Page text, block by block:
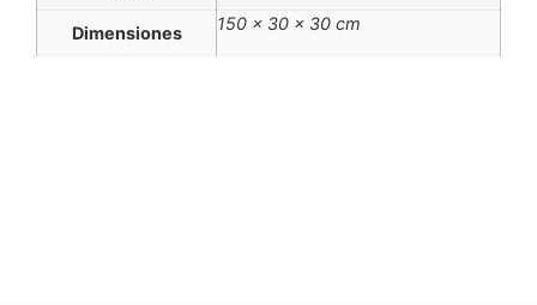
Dimensiones 150 × 30 × 30 cm